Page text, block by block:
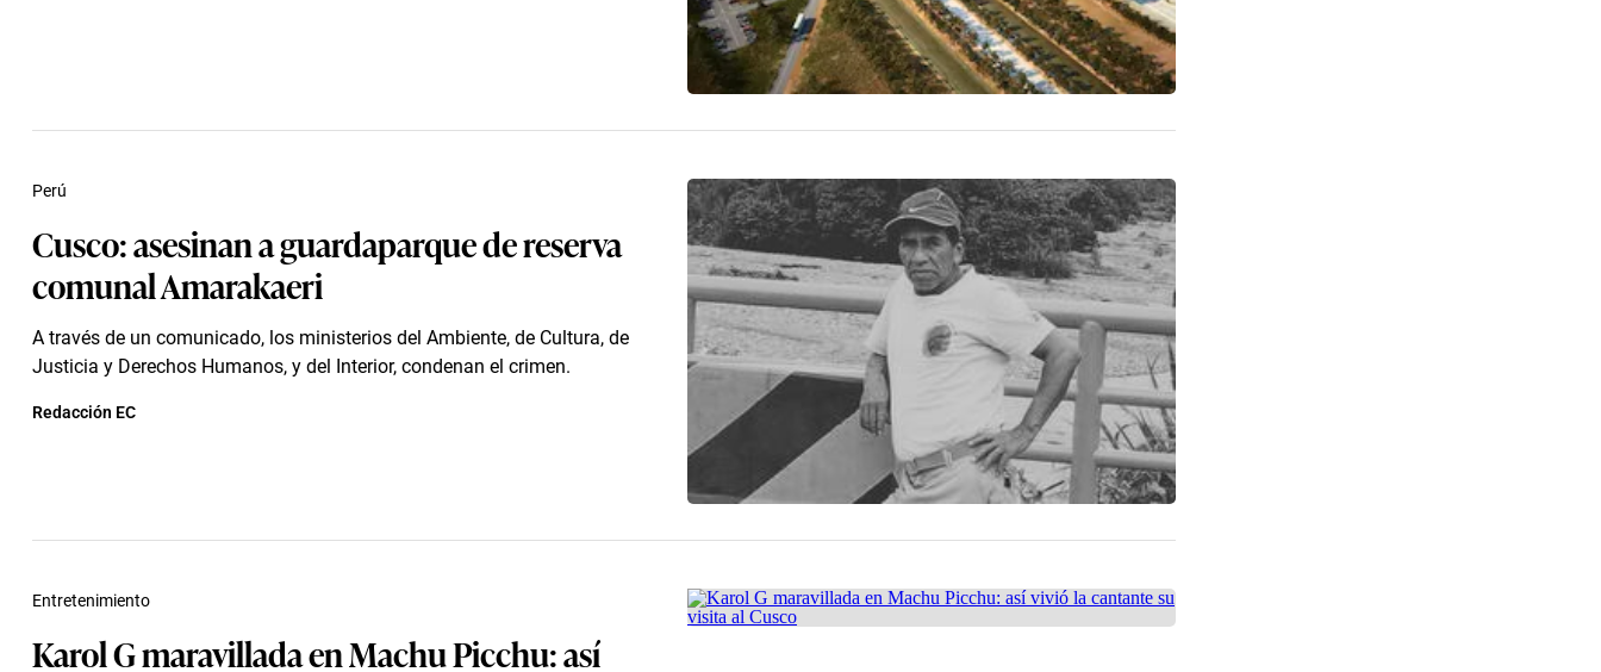
Cusco: asesinan a guardaparque de reserva
comunal Amarakaeri
A través de un comunicado, los ministerios del Ambiente, de Cultura, de
Justicia y Derechos Humanos, y del Interior, condenan el crimen.
Perú
Redacción EC
Karol G maravillada en Machu Picchu: así
Entretenimiento